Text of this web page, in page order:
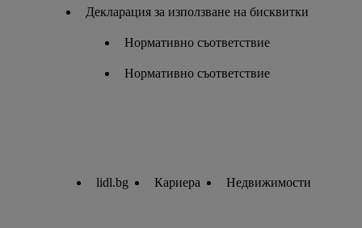
Декларация за използване на бисквитки
Нормативно съответствие
Нормативно съответствие
lidl.bg Кариера Недвижимости